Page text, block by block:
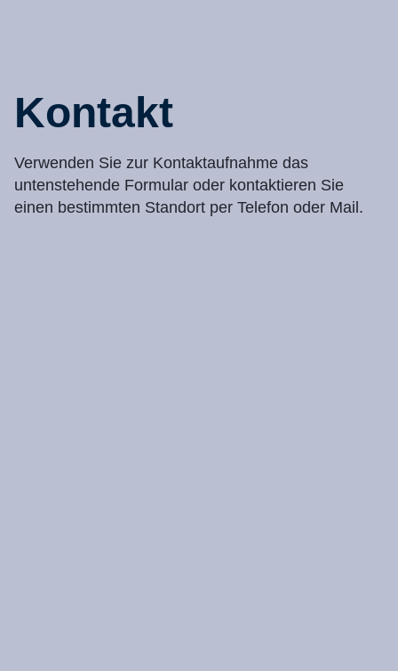
Kontakt
Verwenden Sie zur Kontaktaufnahme das
untenstehende Formular oder kontaktieren Sie
einen bestimmten Standort per Telefon oder Mail.